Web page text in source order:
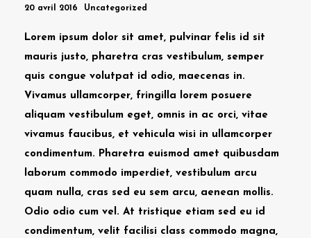
20 avril 2016 Uncategorized
Lorem ipsum dolor sit amet, pulvinar felis id sit
mauris justo, pharetra cras vestibulum, semper
quis congue volutpat id odio, maecenas in.
Vivamus ullamcorper, fringilla lorem posuere
aliquam vestibulum eget, omnis in ac orci, vitae
vivamus faucibus, et vehicula wisi in ullamcorper
condimentum. Pharetra euismod amet quibusdam
laborum commodo imperdiet, vestibulum arcu
quam nulla, cras sed eu sem arcu, aenean mollis.
Odio odio cum vel. At tristique etiam sed eu id
condimentum, velit facilisi class commodo magna,